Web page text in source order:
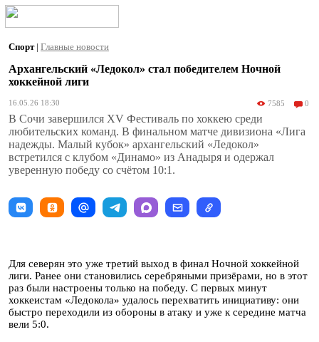
Спорт | Главные новости
Архангельский «Ледокол» стал победителем Ночной
хоккейной лиги
16.05.26 18:30 7585 0
В Сочи завершился XV Фестиваль по хоккею среди
любительских команд. В финальном матче дивизиона «Лига
надежды. Малый кубок» архангельский «Ледокол»
встретился с клубом «Динамо» из Анадыря и одержал
уверенную победу со счётом 10:1.
Для северян это уже третий выход в финал Ночной хоккейной
лиги. Ранее они становились серебряными призёрами, но в этот
раз были настроены только на победу. С первых минут
хоккеистам «Ледокола» удалось перехватить инициативу: они
быстро переходили из обороны в атаку и уже к середине матча
вели 5:0.